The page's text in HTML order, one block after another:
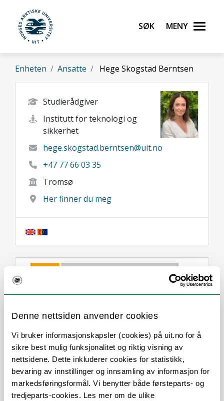
Denne nettsiden anvender cookies
Vi bruker informasjonskapsler (cookies) på uit.no for å
sikre best mulig funksjonalitet og riktig visning av
nettsidene. Dette inkluderer cookies for statistikk,
bevaring av innstillinger og innsamling av informasjon for
markedsføringsformål. Vi benytter både førsteparts- og
tredjeparts-cookies. Les mer om de ulike
Gå til hovedinnhold
UiT Norges arktiske universitet
Søk Meny
Enheten Ansatte Hege Skogstad Berntsen
Studierådgiver
Institutt for teknologi og
sikkerhet
hege.skogstad.berntsen@uit.no
+47 77 66 03 35
Tromsø
Her finner du meg
Forskning og undervisning
Her finner du meg
Stillingsbeskrivelse
Studierådgiver for:
Samfunnssikkerhet bachelor